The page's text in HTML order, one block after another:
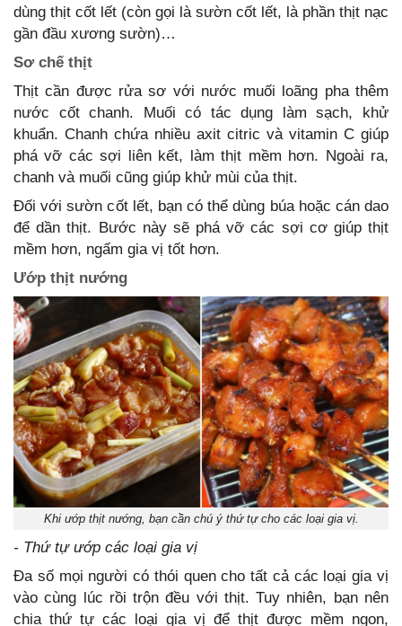
dùng thịt cốt lết (còn gọi là sườn cốt lết, là phần thịt nạc
gần đầu xương sườn)…
Sơ chế thịt
Thịt cần được rửa sơ với nước muối loãng pha thêm
nước cốt chanh. Muối có tác dụng làm sạch, khử
khuẩn. Chanh chứa nhiều axit citric và vitamin C giúp
phá vỡ các sợi liên kết, làm thịt mềm hơn. Ngoài ra,
chanh và muối cũng giúp khử mùi của thịt.
Đối với sườn cốt lết, bạn có thể dùng búa hoặc cán dao
để dần thịt. Bước này sẽ phá vỡ các sợi cơ giúp thịt
mềm hơn, ngấm gia vị tốt hơn.
Ướp thịt nướng
Khi ướp thịt nướng, bạn cần chú ý thứ tự cho các loại gia vị.
- Thứ tự ướp các loại gia vị
Đa số mọi người có thói quen cho tất cả các loại gia vị
vào cùng lúc rồi trộn đều với thịt. Tuy nhiên, bạn nên
chia thứ tự các loại gia vị để thịt được mềm ngon,